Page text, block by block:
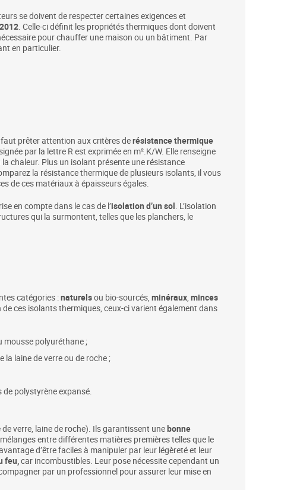
se doivent de respecter certaines exigences et
. Celle-ci définit les propriétés thermiques dont doivent
pour chauffer une maison ou un bâtiment. Par
en particulier.
prêter attention aux critères derésistance thermique
par la lettre R est exprimée en m².K/W. Elle renseigne
la chaleur. Plus un isolant présente une résistance
la résistance thermique de plusieurs isolants, il vous
de ces matériaux à épaisseurs égales.
en compte dans le cas de l’isolation d’un sol. L’isolation
qui la surmontent, telles que les planchers, le
catégories :naturelsou bio-sourcés, minéraux, minces
ces isolants thermiques, ceux-ci varient également dans
mousse polyuréthane ;
la laine de verre ou de roche ;
de polystyrène expansé.
verre, laine de roche). Ils garantissent unebonne
entre différentes matières premières telles que le
d’être faciles à manipuler par leur légèreté et leur
feu,car incombustibles. Leur pose nécessite cependant un
par un professionnel pour assurer leur mise en